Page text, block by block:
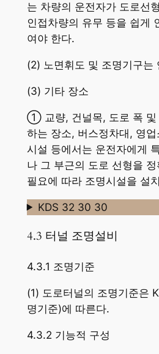
는 차량의 운전자가 도로선
인접차량의 유무 등을 쉽게
여야 한다.
(2) 노면휘도 및 조명기구는
(3) 기타 장소
① 교량, 건널목, 도로 폭 및
하는 장소, 버스정차대, 영
시설 등에서는 운전자에게
나 그 부근의 도로 선형을
필요에 따라 조명시설을 설
KDS 32 30 30
4.3 터널 조명설비
4.3.1 조명기준
(1) 도로터널의 조명기준은
명기준)에 따른다.
4.3.2 기능적 구성